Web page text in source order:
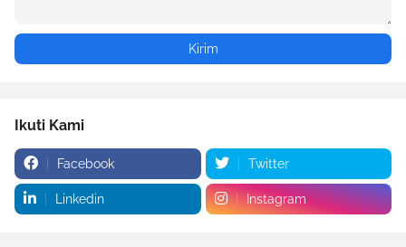
Ikuti Kami
Facebook Twitter
Linkedin Instagram